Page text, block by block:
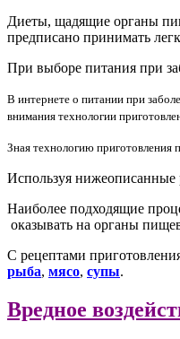
Диеты, щадящие органы
предписано принимать
При выборе питания при
В интернете о питании при
внимания технологии
Зная технологию приготовления
Используя нижеописанные
Наиболее подходящие
оказывать на органы
С рецептами
рыба, мясо, супы.
Вредное